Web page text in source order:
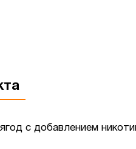
с добавлением